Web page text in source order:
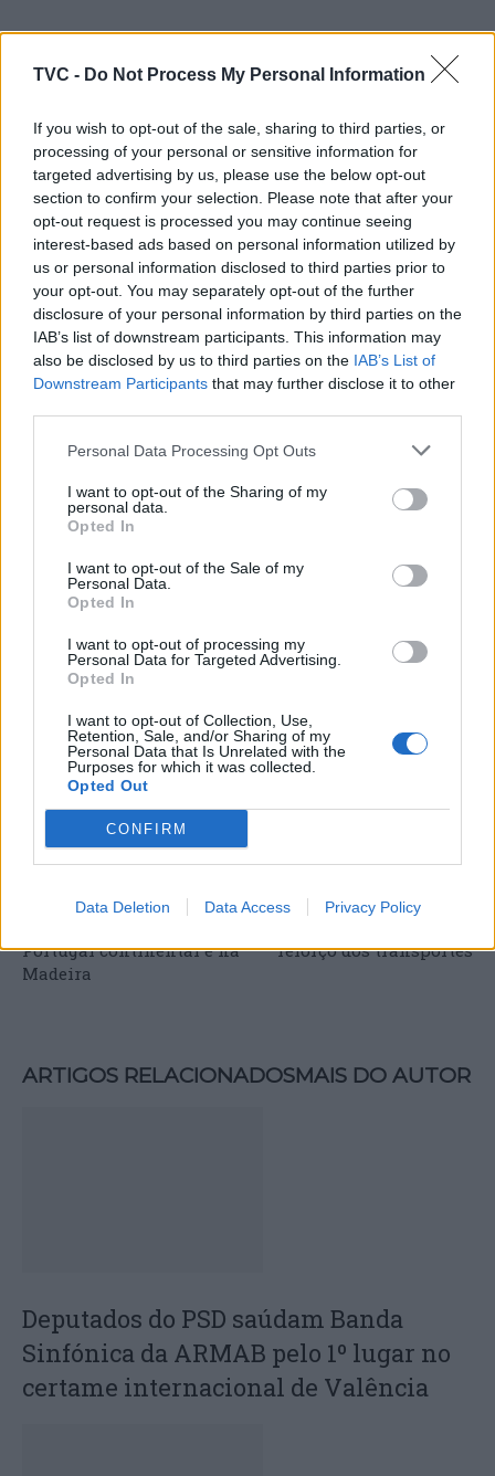
TVC - Do Not Process My Personal Information
If you wish to opt-out of the sale, sharing to third parties, or
processing of your personal or sensitive information for
targeted advertising by us, please use the below opt-out
section to confirm your selection. Please note that after your
opt-out request is processed you may continue seeing
interest-based ads based on personal information utilized by
us or personal information disclosed to third parties prior to
your opt-out. You may separately opt-out of the further
disclosure of your personal information by third parties on the
IAB’s list of downstream participants. This information may
also be disclosed by us to third parties on the IAB’s List of
Downstream Participants that may further disclose it to other
Personal Data Processing Opt Outs
I want to opt-out of the Sharing of my
personal data.
Opted In
I want to opt-out of the Sale of my
Personal Data.
Opted In
I want to opt-out of processing my
Personal Data for Targeted Advertising.
Opted In
I want to opt-out of Collection, Use,
Retention, Sale, and/or Sharing of my
Personal Data that Is Unrelated with the
Purposes for which it was collected.
Opted Out
CONFIRM
Data Deletion Data Access Privacy Policy
“Precisamos de continuar a angariar outros
financiamentos, inclusive ao nível europeu, e de
porque isso é decisivo para o projeto continuar a
crescer”, disse Andreia Magalhães, que também
assume a ambição de constituir “uma coleção
própria” da Oliva, independente das obras
particulares que estão à guarda – mas não são
posse – do Município.
A diretora do CAO diz-se igualmente recetiva a
cocriações em vários domínios artísticos, “num
espírito de resiliência que incentive a conceção de
conteúdos autónomos, originais e diferenciadores”.
positiva a recente constituição da Rede Portuguesa
enorme” para a valorização desse segmento
específico, tendo em conta “a tendência do Estado
detrimento das visuais, que sempre tiveram apoios
mais escassos” apesar do seu “papel determinante
Prolongados avisos por
Portugal continental e na
Madeira
Câmara de Aveiro investe
reforço dos transportes
ARTIGOS RELACIONADOSMAIS DO AUTOR
Deputados do PSD saúdam Banda
Sinfónica da ARMAB pelo 1º lugar no
certame internacional de Valência